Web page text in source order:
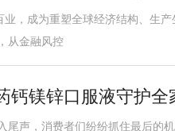
业，成为重塑全球经济结构、生
从金融风控
钙镁锌口服液守护全
尾声，消费者们纷纷抓住最后的